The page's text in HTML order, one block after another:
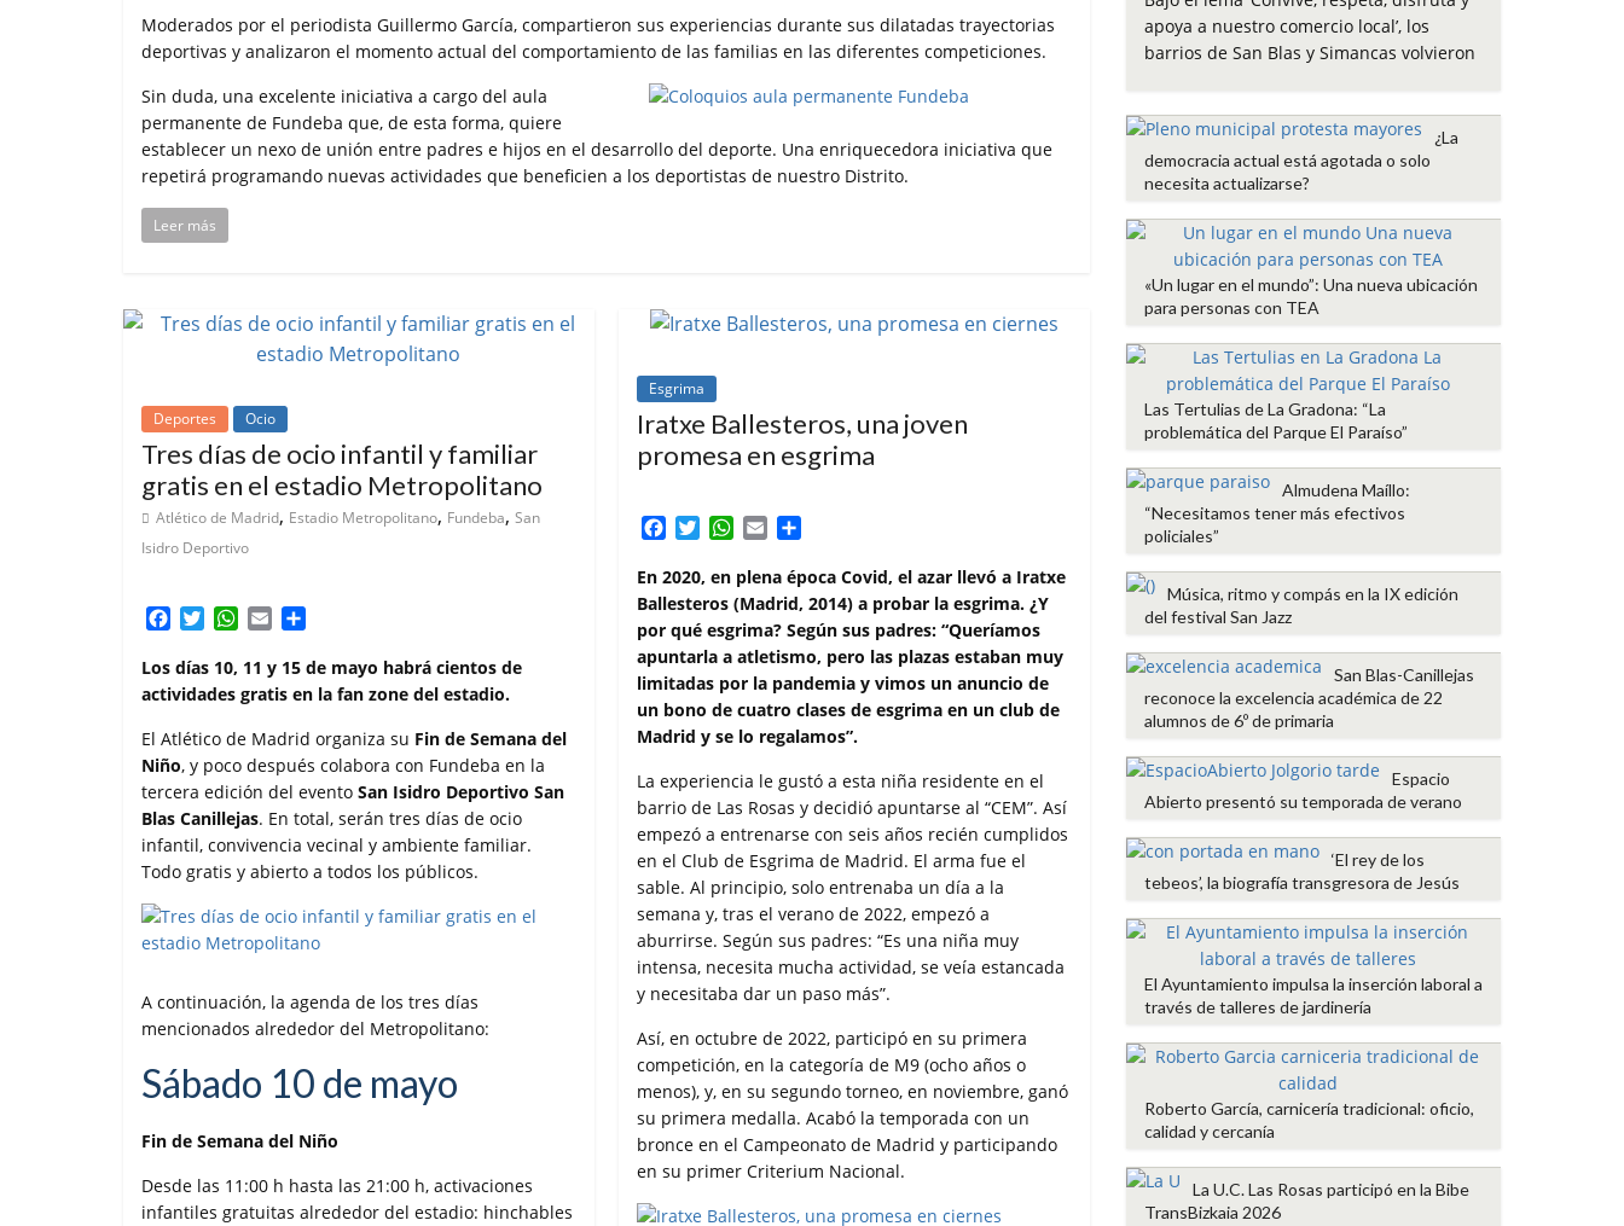
Moderados por el periodista Guillermo García, compartieron sus experiencias durante sus dilatadas trayectorias
deportivas y analizaron el momento actual del comportamiento de las familias en las diferentes competiciones.
Sin duda, una excelente iniciativa a cargo del aula
permanente de Fundeba que, de esta forma, quiere
establecer un nexo de unión entre padres e hijos en el desarrollo del deporte. Una enriquecedora iniciativa que
repetirá programando nuevas actividades que beneficien a los deportistas de nuestro Distrito.
Leer más
Deportes Ocio
Tres días de ocio infantil y familiar
gratis en el estadio Metropolitano
Atlético de Madrid, Estadio Metropolitano, Fundeba, San
Isidro Deportivo
c
e
o
o
k
i
t
e
r
W
a
t
A
p
p
a
i
m
p
r
t
i
r
Los días 10, 11 y 15 de mayo habrá cientos de
actividades gratis en la fan zone del estadio.
El Atlético de Madrid organiza su Fin de Semana del
Niño, y poco después colabora con Fundeba en la
tercera edición del evento San Isidro Deportivo San
Blas Canillejas. En total, serán tres días de ocio
infantil, convivencia vecinal y ambiente familiar.
Todo gratis y abierto a todos los públicos.
A continuación, la agenda de los tres días
mencionados alrededor del Metropolitano:
Sábado 10 de mayo
Fin de Semana del Niño
Desde las 11:00 h hasta las 21:00 h, activaciones
infantiles gratuitas alrededor del estadio: hinchables
Esgrima
Iratxe Ballesteros, una joven
promesa en esgrima
c
e
b
o
o
k
i
t
t
e
r
W
a
t
s
A
p
p
a
i
l
m
p
a
r
t
i
r
En 2020, en plena época Covid, el azar llevó a Iratxe
Ballesteros (Madrid, 2014) a probar la esgrima. ¿Y
por qué esgrima? Según sus padres: “Queríamos
apuntarla a atletismo, pero las plazas estaban muy
limitadas por la pandemia y vimos un anuncio de
un bono de cuatro clases de esgrima en un club de
Madrid y se lo regalamos”.
La experiencia le gustó a esta niña residente en el
barrio de Las Rosas y decidió apuntarse al “CEM”. Así
empezó a entrenarse con seis años recién cumplidos
en el Club de Esgrima de Madrid. El arma fue el
sable. Al principio, solo entrenaba un día a la
semana y, tras el verano de 2022, empezó a
aburrirse. Según sus padres: “Es una niña muy
intensa, necesita mucha actividad, se veía estancada
y necesitaba dar un paso más”.
Así, en octubre de 2022, participó en su primera
competición, en la categoría de M9 (ocho años o
menos), y, en su segundo torneo, en noviembre, ganó
su primera medalla. Acabó la temporada con un
bronce en el Campeonato de Madrid y participando
en su primer Criterium Nacional.
e
b
k
t
t
t
s
p
l
p
a
r
i
r
apoya a nuestro comercio local’, los
barrios de San Blas y Simancas volvieron
¿La
democracia actual está agotada o solo
necesita actualizarse?
«Un lugar en el mundo”: Una nueva ubicación
para personas con TEA
Las Tertulias de La Gradona: “La
problemática del Parque El Paraíso”
Almudena Maíllo:
“Necesitamos tener más efectivos
policiales”
Música, ritmo y compás en la IX edición
del festival San Jazz
San Blas-Canillejas
reconoce la excelencia académica de 22
alumnos de 6º de primaria
Espacio
Abierto presentó su temporada de verano
‘El rey de los
tebeos’, la biografía transgresora de Jesús
El Ayuntamiento impulsa la inserción laboral a
través de talleres de jardinería
Roberto García, carnicería tradicional: oficio,
calidad y cercanía
La U.C. Las Rosas participó en la Bibe
TransBizkaia 2026